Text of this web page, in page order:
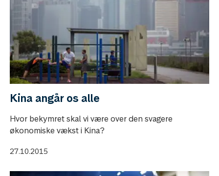
Kina angår os alle
Hvor bekymret skal vi være over den svagere
økonomiske vækst i Kina?
27.10.2015